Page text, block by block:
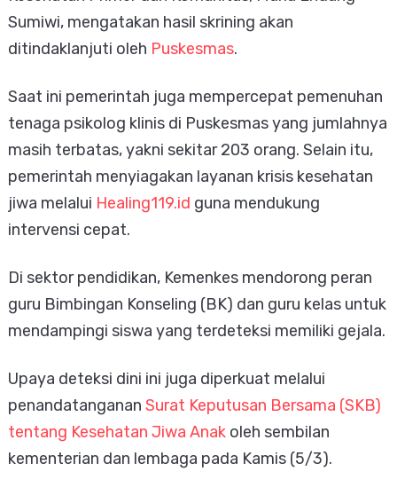
Sumiwi, mengatakan hasil skrining akan
ditindaklanjuti oleh Puskesmas.
Saat ini pemerintah juga mempercepat pemenuhan
tenaga psikolog klinis di Puskesmas yang jumlahnya
masih terbatas, yakni sekitar 203 orang. Selain itu,
pemerintah menyiagakan layanan krisis kesehatan
jiwa melalui Healing119.id guna mendukung
intervensi cepat.
Di sektor pendidikan, Kemenkes mendorong peran
guru Bimbingan Konseling (BK) dan guru kelas untuk
mendampingi siswa yang terdeteksi memiliki gejala.
Upaya deteksi dini ini juga diperkuat melalui
penandatanganan Surat Keputusan Bersama (SKB)
tentang Kesehatan Jiwa Anakoleh sembilan
kementerian dan lembaga pada Kamis (5/3).